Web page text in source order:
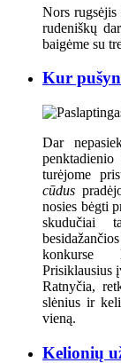
Nors
rudeniškų
baigėme su
Kur
Dar
turėjome
cūdus
nosies bėgti
skudučiai
konkurse
Prisiklausius
Ratnyčia,
slėnius ir
vieną.
Kelionių